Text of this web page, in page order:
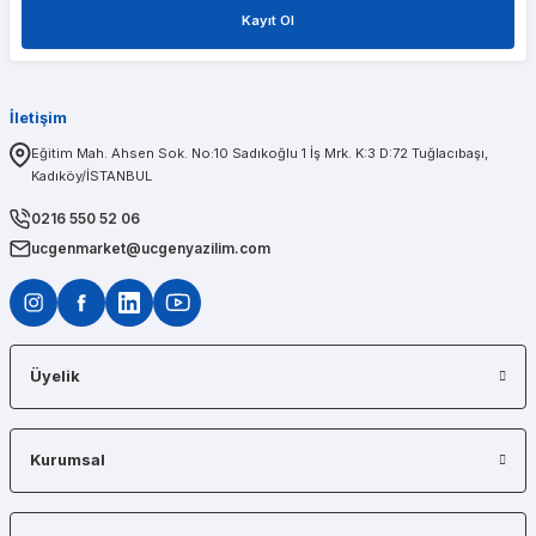
Kayıt Ol
İletişim
Eğitim Mah. Ahsen Sok. No:10 Sadıkoğlu 1 İş Mrk. K:3 D:72 Tuğlacıbaşı,
Kadıköy/İSTANBUL
0216 550 52 06
ucgenmarket@ucgenyazilim.com
Üyelik
Kurumsal